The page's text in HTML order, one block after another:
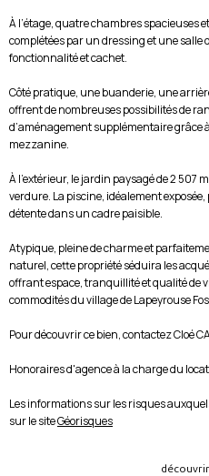
À l’étage, quatre chambres spacieuses
complétées par un dressing et une salle
fonctionnalité et cachet.
Côté pratique, une buanderie, une
offrent de nombreuses possibilités de
d’aménagement supplémentaire grâce
mezzanine.
À l’extérieur, le jardin paysagé de 2 507
verdure. La piscine, idéalement
détente dans un cadre paisible.
Atypique, pleine de charme et
naturel, cette propriété séduira les
offrant espace, tranquillité et qualité de
commodités du village de Lapeyrouse
Pour découvrir ce bien, contactez Cloé
Honoraires d'agence à la charge du
Les informations sur les risques
sur le siteGéorisques